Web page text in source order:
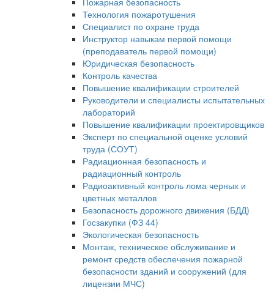
Технология пожаротушения
Специалист по охране труда
Инструктор навыкам первой помощи
(преподаватель первой помощи)
Юридическая безопасность
Контроль качества
Повышение квалификации строителей
Руководители и специалисты испытательных
лабораторий
Повышение квалификации проектировщиков
Эксперт по специальной оценке условий
труда (СОУТ)
Радиационная безопасность и
радиационный контроль
Радиоактивный контроль лома черных и
цветных металлов
Безопасность дорожного движения (БДД)
Госзакупки (ФЗ 44)
Экологическая безопасность
Монтаж, техническое обслуживание и
ремонт средств обеспечения пожарной
безопасности зданий и сооружений (для
лицензии МЧС)